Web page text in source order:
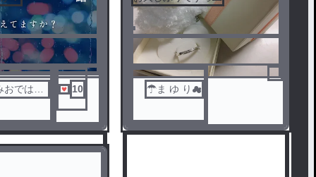
ではな
10 ☂︎ま ゆ り︎︎☁︎︎